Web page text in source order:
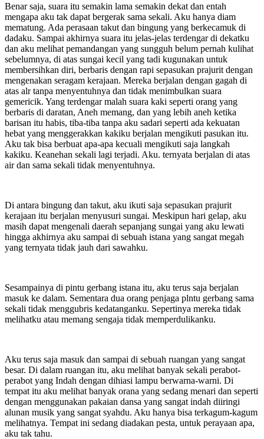
Benar saja, suara itu semakin lama semakin dekat dan entah
mengapa aku tak dapat bergerak sama sekali. Aku hanya diam
mematung. Ada perasaan takut dan bingung yang berkecamuk di
dadaku. Sampai akhirnya suara itu jelas-jelas terdengar di dekatku
dan aku melihat pemandangan yang sungguh belum pernah kulihat
sebelumnya, di atas sungai kecil yang tadi kugunakan untuk
membersihkan diri, berbaris dengan rapi sepasukan prajurit dengan
mengenakan seragam kerajaan. Mereka berjalan dengan gagah di
atas alr tanpa menyentuhnya dan tidak menimbulkan suara
gemericik. Yang terdengar malah suara kaki seperti orang yang
berbaris di daratan, Aneh memang, dan yang lebih aneh ketika
barisan itu habis, tiba-tiba tanpa aku sadari seperti ada kekuatan
hebat yang menggerakkan kakiku berjalan mengikuti pasukan itu.
Aku tak bisa berbuat apa-apa kecuali mengikuti saja langkah
kakiku. Keanehan sekali lagi terjadi. Aku. ternyata berjalan di atas
air dan sama sekali tidak menyentuhnya.
Di antara bingung dan takut, aku ikuti saja sepasukan prajurit
kerajaan itu berjalan menyusuri sungai. Meskipun hari gelap, aku
masih dapat mengenali daerah sepanjang sungai yang aku lewati
hingga akhirnya aku sampai di sebuah istana yang sangat megah
yang ternyata tidak jauh dari sawahku.
Sesampainya di pintu gerbang istana itu, aku terus saja berjalan
masuk ke dalam. Sementara dua orang penjaga plntu gerbang sama
sekali tidak menggubris kedatanganku. Sepertinya mereka tidak
melihatku atau memang sengaja tidak memperdulikanku.
Aku terus saja masuk dan sampai di sebuah ruangan yang sangat
besar. Di dalam ruangan itu, aku melihat banyak sekali perabot-
perabot yang Indah dengan dihiasi lampu berwarna-warni. Di
tempat itu aku melihat banyak orana yang sedang menari dan seperti
dengan menggunakan pakaian dansa yang sangat indah diiringi
alunan musik yang sangat syahdu. Aku hanya bisa terkagum-kagum
melihatnya. Tempat ini sedang diadakan pesta, untuk perayaan apa,
aku tak tahu.